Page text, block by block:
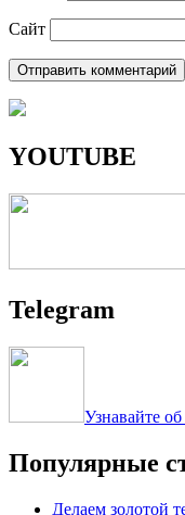
Сайт
YOUTUBE
Telegram
Узнавайте
Популярные
Делаем золотой